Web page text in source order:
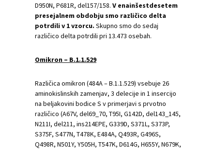
D950N, P681R, del157/158. V enainšestdesetem
presejalnem obdobju smo različico delta
potrdili v 1 vzorcu. Skupno smo do sedaj
različico delta potrdili pri 13.473 osebah.
Omikron – B.1.1.529
Različica omikron (484A – B.1.1.529) vsebuje 26
aminokislinskih zamenjav, 3 delecije in 1 insercijo
na beljakovini bodice S v primerjavi s prvotno
različico (A67V, del69_70, T95I, G142D, del143_145,
N211I, del211, ins214EPE, G339D, S371L, S373P,
S375F, S477N, T478K, E484A, Q493R, G496S,
Q498R, N501Y, Y505H, T547K, D614G, H655Y, N679K,